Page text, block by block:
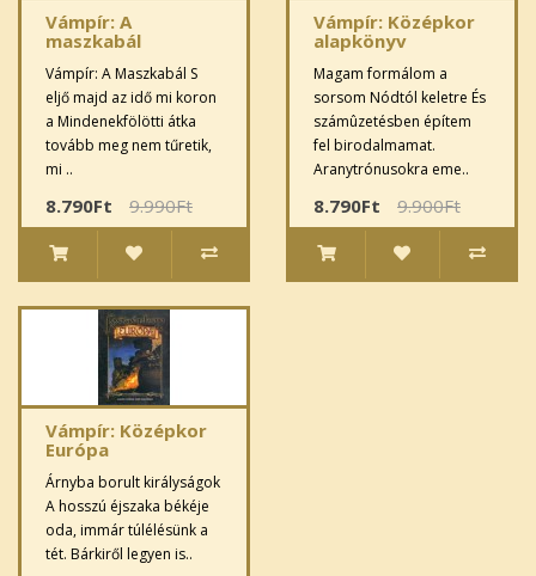
Vámpír: A
maszkabál
Vámpír: A Maszkabál S
eljő majd az idő mi koron
a Mindenekfölötti átka
tovább meg nem tűretik,
mi ..
8.790Ft 9.990Ft
Vámpír: Középkor
alapkönyv
Magam formálom a
sorsom Nódtól keletre És
számûzetésben építem
fel birodalmamat.
Aranytrónusokra eme..
8.790Ft 9.900Ft
Vámpír: Középkor
Európa
Árnyba borult királyságok
A hosszú éjszaka békéje
oda, immár túlélésünk a
tét. Bárkiről legyen is..